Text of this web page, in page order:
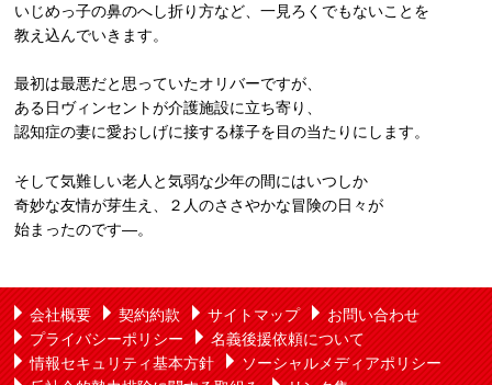
いじめっ子の鼻のへし折り方など、一見ろくでもないことを
教え込んでいきます。
最初は最悪だと思っていたオリバーですが、
ある日ヴィンセントが介護施設に立ち寄り、
認知症の妻に愛おしげに接する様子を目の当たりにします。
そして気難しい老人と気弱な少年の間にはいつしか
奇妙な友情が芽生え、２人のささやかな冒険の日々が
始まったのです―。
会社概要 契約約款 サイトマップ
お問い合わせ
プライバシーポリシー
名義後援依頼について
情報セキュリティ基本方針
ソーシャルメディアポリシー